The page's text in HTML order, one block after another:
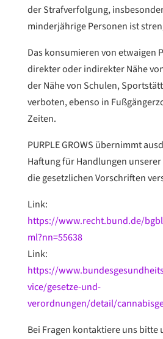
der Strafverfolgung,
minderjährige Personen ist
Das konsumieren von etwaigen
direkter oder indirekter Nähe
der Nähe von Schulen,
verboten, ebenso in
Zeiten.
PURPLE GROWS übernimmt
Haftung für Handlungen
die gesetzlichen Vorschriften
Link:
https://www.recht.bund.de/
ml?nn=55638
Link:
https://
vice/gesetze-und-
verordnungen/detail/
Bei Fragen kontaktiere uns bitte